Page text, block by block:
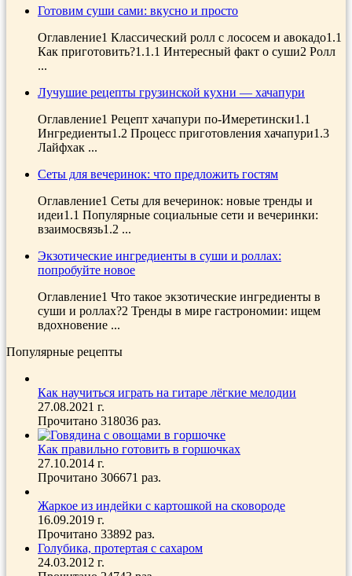
Готовим суши сами: вкусно и просто
Оглавление1 Классический ролл с лососем и авокадо1.1
Как приготовить?1.1.1 Интересный факт о суши2 Ролл
...
Лучушие рецепты грузинской кухни — хачапури
Оглавление1 Рецепт хачапури по-Имеретински1.1
Ингредиенты1.2 Процесс приготовления хачапури1.3
Лайфхак ...
Сеты для вечеринок: что предложить гостям
Оглавление1 Сеты для вечеринок: новые тренды и
идеи1.1 Популярные социальные сети и вечеринки:
взаимосвязь1.2 ...
Экзотические ингредиенты в суши и роллах:
попробуйте новое
Оглавление1 Что такое экзотические ингредиенты в
суши и роллах?2 Тренды в мире гастрономии: ищем
вдохновение ...
Популярные рецепты
Как научиться играть на гитаре лёгкие мелодии
27.08.2021 г.
Прочитано 318036 раз.
Как правильно готовить в горшочках
27.10.2014 г.
Прочитано 306671 раз.
Жаркое из индейки с картошкой на сковороде
16.09.2019 г.
Прочитано 33892 раз.
Голубика, протертая с сахаром
24.03.2012 г.